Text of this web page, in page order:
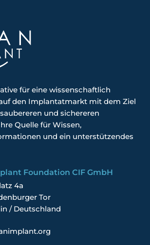
für eine wissenschaftlich
den Implantatmarkt mit dem Ziel
und sichereren
Quelle für Wissen,
und ein unterstützendes
Foundation CIF GmbH
4a
Tor
/ Deutschland